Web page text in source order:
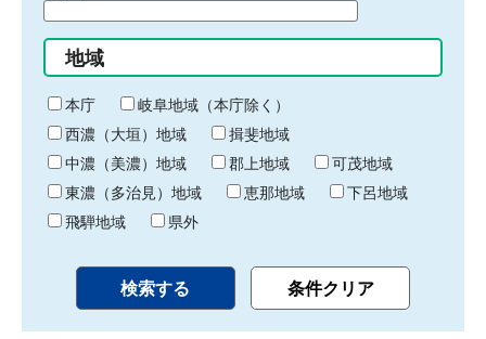
始
り
間
終
わ
り
地域
本庁
岐阜地域（本庁除く）
西濃（大垣）地域
揖斐地域
中濃（美濃）地域
郡上地域
可茂地域
東濃（多治見）地域
恵那地域
下呂地域
飛騨地域
県外